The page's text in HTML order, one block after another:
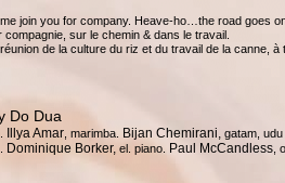
join you for company. Heave-ho…the road goes
sur le chemin & dans le travail.
de la culture du riz et du travail de la canne,
Do Dua
Illya Amar , marimba. Bijan Chemirani, gatam,
Dominique Borker, el. piano. Paul McCandless ,